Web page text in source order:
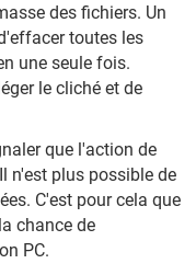
des fichiers. Un
toutes les
une seule fois.
le cliché et de
que l'action de
n'est plus possible de
C'est pour cela que
chance de
PC.